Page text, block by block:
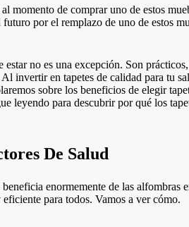
momento de comprar uno de estos
por el remplazo de uno de estos
no es una excepción. Son
invertir en tapetes de calidad para tu
sobre los beneficios de elegir
leyendo para descubrir por qué los
De Salud
enormemente de las
para todos. Vamos a ver cómo.